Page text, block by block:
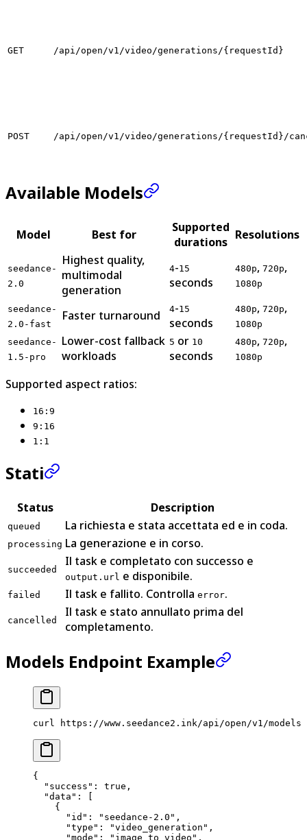
GET /api/open/v1/video/generations/{requestId}
POST /api/open/v1/video/generations/{requestId}/
Available Models
Model Best for
Supported
durations Resolutions
seedance-
2.0
Highest quality,
multimodal
generation
4-15
seconds
480p, 720p,
1080p
seedance-
2.0-fast
Faster turnaround 4-15
seconds
480p, 720p,
1080p
seedance-
1.5-pro
Lower-cost fallback
workloads
5 or 10
seconds
480p, 720p,
1080p
Supported aspect ratios:
16:9
9:16
1:1
Stati
Status Description
queued La richiesta e stata accettata ed e in coda.
processing La generazione e in corso.
succeeded
Il task e completato con successo e
output.url e disponibile.
failed Il task e fallito. Controlla error.
cancelled
Il task e stato annullato prima del
completamento.
Models Endpoint Example
curl https://www.seedance2.ink/api/open/v1/models
{
  "success"
: true ,
  "data"
: [
    {
      "id"
: "seedance-2.0" ,
      "type"
: "video_generation" ,
      "mode"
: "image_to_video" ,